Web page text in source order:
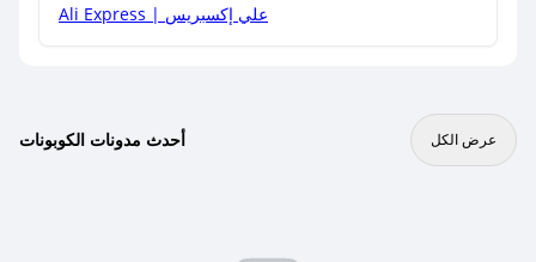
Ali Express | علي إكسبريس
أحدث مدونات الكوبونات عرض الكل